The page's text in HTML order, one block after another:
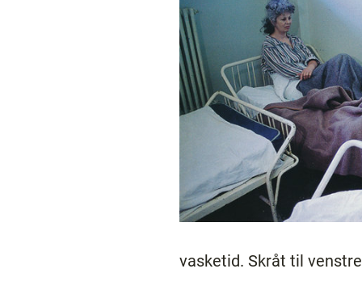
vasketid. Skråt til